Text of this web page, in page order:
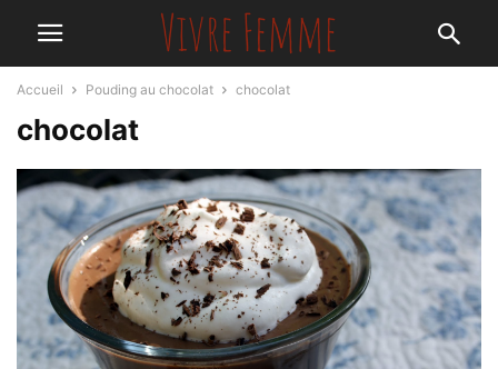
Accueil Pouding au chocolat chocolat
chocolat